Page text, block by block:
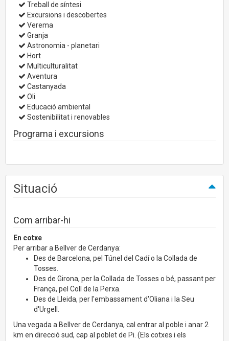
Treball de síntesi
Excursions i descobertes
Verema
Granja
Astronomia - planetari
Hort
Multiculturalitat
Aventura
Castanyada
Oli
Educació ambiental
Sostenibilitat i renovables
Programa i excursions
Situació
Com arribar-hi
En cotxe
Per arribar a Bellver de Cerdanya:
Des de Barcelona, pel Túnel del Cadí o la Collada de
Tosses.
Des de Girona, per la Collada de Tosses o bé, passant per
França, pel Coll de la Perxa.
Des de Lleida, per l'embassament d'Oliana i la Seu
d'Urgell.
Una vegada a Bellver de Cerdanya, cal entrar al poble i anar 2
km en direcció sud, cap al poblet de Pi. (Els cotxes i els